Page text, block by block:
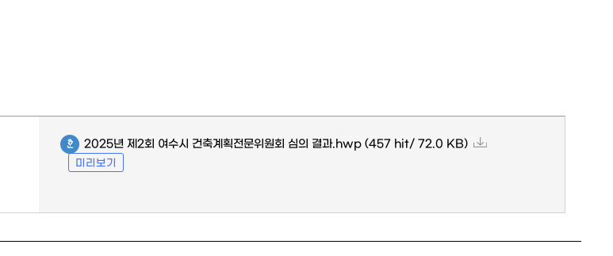
2025년 제2회 여수시 건축계획전문위원회 심의 결과.hwp (457 hit/ 72.0 KB)
미리보기